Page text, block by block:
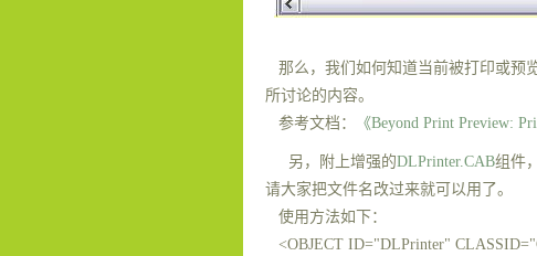
那么，我们如何知道当前被打印或预
所讨论的内容。
参考文档：
《Beyond Print Preview:
另，附上增强的DLPrinter.CAB组件
请大家把文件名改过来就可以用了。
使用方法如下：
<OBJECT ID="DLPrinter"